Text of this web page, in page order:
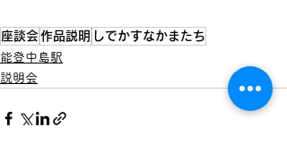
座談会作品説明 しでかすなかまたち
能登中島駅
説明会